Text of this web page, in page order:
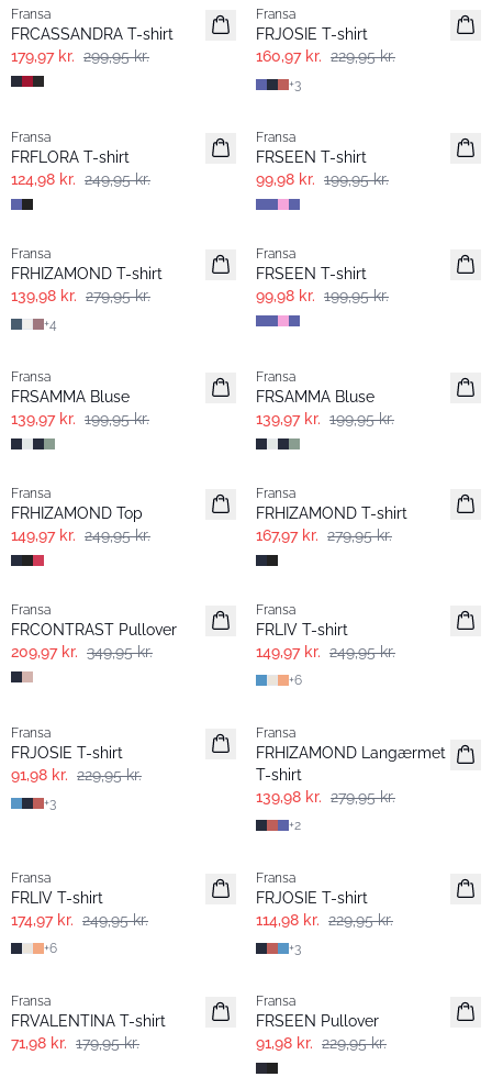
Fransa
FRCASSANDRA T-shirt
179,97 kr. 299,95 kr.
Fransa
FRJOSIE T-shirt
160,97 kr. 229,95 kr.
+3
Extended size
Fransa
FRFLORA T-shirt
124,98 kr. 249,95 kr.
Extended size
Fransa
FRSEEN T-shirt
99,98 kr. 199,95 kr.
Extended size
- 50%
Fransa
FRHIZAMOND T-shirt
139,98 kr. 279,95 kr.
+4
Extended size
- 50%
Fransa
FRSEEN T-shirt
99,98 kr. 199,95 kr.
Fransa
FRSAMMA Bluse
139,97 kr. 199,95 kr.
Fransa
FRSAMMA Bluse
139,97 kr. 199,95 kr.
- 40%
Fransa
FRHIZAMOND Top
149,97 kr. 249,95 kr.
- 40%
Fransa
FRHIZAMOND T-shirt
167,97 kr. 279,95 kr.
- 40%
Fransa
FRCONTRAST Pullover
209,97 kr. 349,95 kr.
Extended size
- 40%
Fransa
FRLIV T-shirt
149,97 kr. 249,95 kr.
+6
Extended size
Fransa
FRJOSIE T-shirt
91,98 kr. 229,95 kr.
+3
Fransa
FRHIZAMOND Langærmet
T-shirt
139,98 kr. 279,95 kr.
+2
Extended size
Fransa
FRLIV T-shirt
174,97 kr. 249,95 kr.
+6
Extended size
Fransa
FRJOSIE T-shirt
114,98 kr. 229,95 kr.
+3
Fransa
FRVALENTINA T-shirt
71,98 kr. 179,95 kr.
Fransa
FRSEEN Pullover
91,98 kr. 229,95 kr.
- 50%